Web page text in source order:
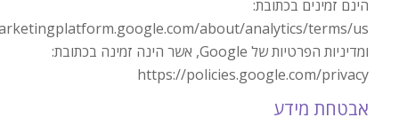
הינם זמינים בכתובת:
ומדיניות הפרטיות של Google, אשר הינה זמינה בכתובת:
https://policies.google.com/privacy
אבטחת מידע